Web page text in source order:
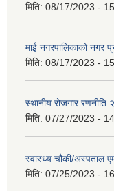
मिति: 08/17/2023 -
माई नगरपालिकाको नगर
मिति: 08/17/2023 -
स्थानीय रोजगार रणनीति
मिति: 07/27/2023 -
स्वास्थ्य चौकी/अस्पताल
मिति: 07/25/2023 -